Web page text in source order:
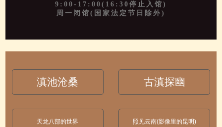
9:00-17:00(16:30停止入馆)
周一闭馆(国家法定节日除外)
滇池沧桑 古滇探幽
天龙八部的世界 照见云南(影像里的昆明)